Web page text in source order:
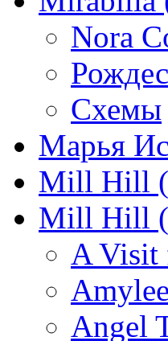
Nora
Схемы
Марья
Mill Hill
Mill Hill
A Visit
Angel